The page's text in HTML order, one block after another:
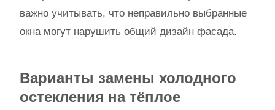
важно учитывать, что неправильно выбранные
окна могут нарушить общий дизайн фасада.
Варианты замены холодного
остекления на тёплое